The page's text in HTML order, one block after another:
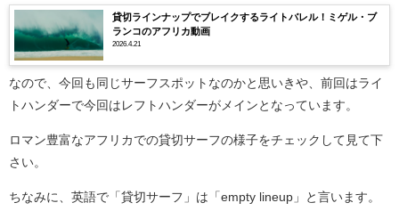
貸切ラインナップでブレイクするライトバレル！ミゲル・ブ
ランコのアフリカ動画
2026.4.21
なので、今回も同じサーフスポットなのかと思いきや、前回はライ
トハンダーで今回はレフトハンダーがメインとなっています。
ロマン豊富なアフリカでの貸切サーフの様子をチェックして見て下
さい。
ちなみに、英語で「貸切サーフ」は「empty lineup」と言います。